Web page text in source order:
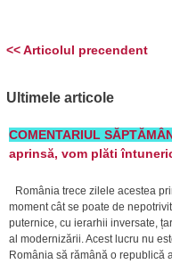
<< Articolul precendent
Ultimele articole
COMENTARIUL
aprinsă, vom plăti
România trece zilele acestea
moment cât se poate de
puternice, cu ierarhii inversate,
al modernizării. Acest lucru nu
România să rămână o republică